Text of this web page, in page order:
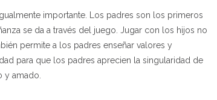
importante. Los padres son los primeros
se da a través del juego. Jugar con los hijos no
permite a los padres enseñar valores y
para que los padres aprecien la singularidad de
y amado.